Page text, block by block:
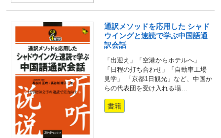
通訳メソッドを応用した シャド
ウイングと速読で学ぶ中国語通
訳会話
「出迎え」「空港からホテルへ」
「日程の打ち合わせ」「自動車工場
見学」 「京都1日観光」など、中国か
らの代表団を受け入れる場…
書籍